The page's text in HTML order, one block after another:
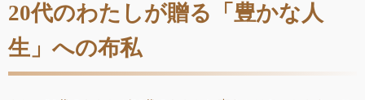
20代のわたしが贈る「豊かな人
生」への布私